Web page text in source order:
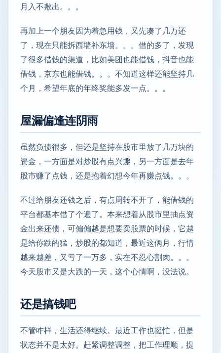
月入不敷出。。。
再加上一个朋友因为着急用钱，又先凑了几万还
了，现在只能拆西墙补东墙。。。借的多了，发现
了很多借钱的渠道，比如美团也能借钱，抖音也能
借钱，京东也能借钱。。。不知道这样还能坚持几
个月，希望年底的年终奖能多发一点。。。
屋漏偏逢连阴雨
虽然负债很多，但还是坚持在股市里放了几万块的
资金，一方面是对炒股有点兴趣，另一方面是去年
股市赚了点钱，还是抱着幻想今年再赚点钱。。。
不过给朋友还钱之后，有点周转不开了，能借钱的
平台都基本借了个遍了。本来想着从股市里抽点资
金出来还债，可偏偏越是想要卖股票的时候，它越
是给你跌的猛，炒股的都知道，最近这俩月，行情
越来越差，又亏了一万多，实在不忍心割肉。。。
今天股市又是大跌的一天，这个心情啊，没法说。
还是搞钱吧
不管咋样，生活还得继续。最近工作也挺忙，但是
状态并不是太好。赶紧调整调整，把工作理顺，提